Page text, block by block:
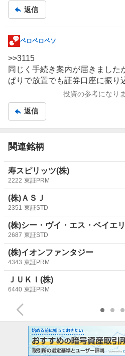
返信
掲
示
板
記
ペロペロペソ
>>3115
同じく手続き案内が届きました
ぱりで放置でも証券口座に振り
投資の参考になり
返信
関連銘柄
寿スピリッツ(株)
2222 東証PRM
(株)ＡＳＪ
2351 東証STD
(株)シー・ヴイ・エス・ベイエ
2687 東証STD
(株)イオンファンタジー
4343 東証PRM
ＪＵＫＩ(株)
6440 東証PRM